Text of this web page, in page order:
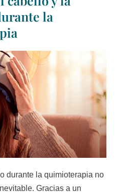
la
durante la quimioterapia no
Gracias a un